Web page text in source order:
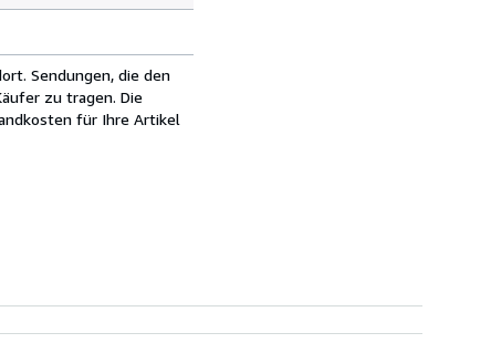
Sendungen, die den
zu tragen. Die
für Ihre Artikel